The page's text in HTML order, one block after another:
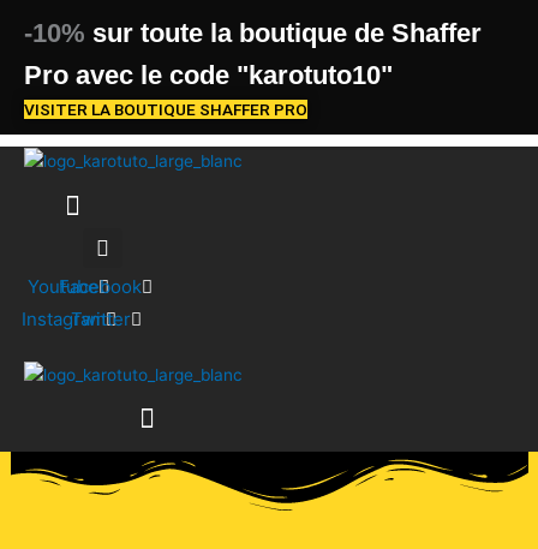
contenu
-10% sur toute la boutique de Shaffer
Pro avec le code "karotuto10"
VISITER LA BOUTIQUE SHAFFER PRO
Youtube
Facebook
Instagram
Twitter